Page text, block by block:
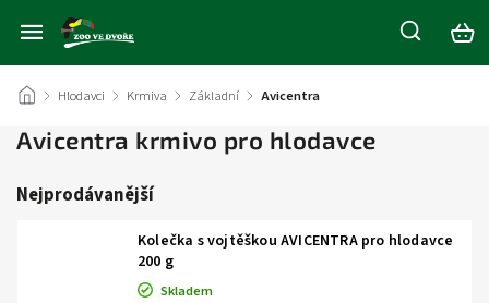
/ Hlodavci / Krmiva / Základní / Avicentra
Avicentra krmivo pro hlodavce
Nejprodávanější
Kolečka s vojtěškou AVICENTRA pro hlodavce
200 g
Skladem